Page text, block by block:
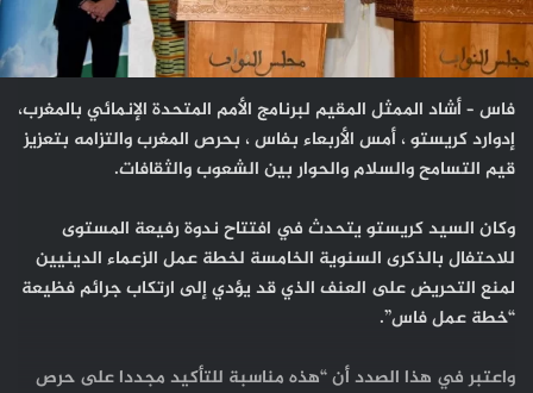
فاس – أشاد الممثل المقيم لبرنامج الأمم المتحدة الإنمائي بالمغرب،
إدوارد كريستو ، أمس الأربعاء بفاس ، بحرص المغرب والتزامه بتعزيز
قيم التسامح والسلام والحوار بين الشعوب والثقافات.
وكان السيد كريستو يتحدث في افتتاح ندوة رفيعة المستوى
للاحتفال بالذكرى السنوية الخامسة لخطة عمل الزعماء الدينيين
لمنع التحريض على العنف الذي قد يؤدي إلى ارتكاب جرائم فظيعة
“خطة عمل فاس”.
واعتبر في هذا الصدد أن “هذه مناسبة للتأكيد مجددا على حرص